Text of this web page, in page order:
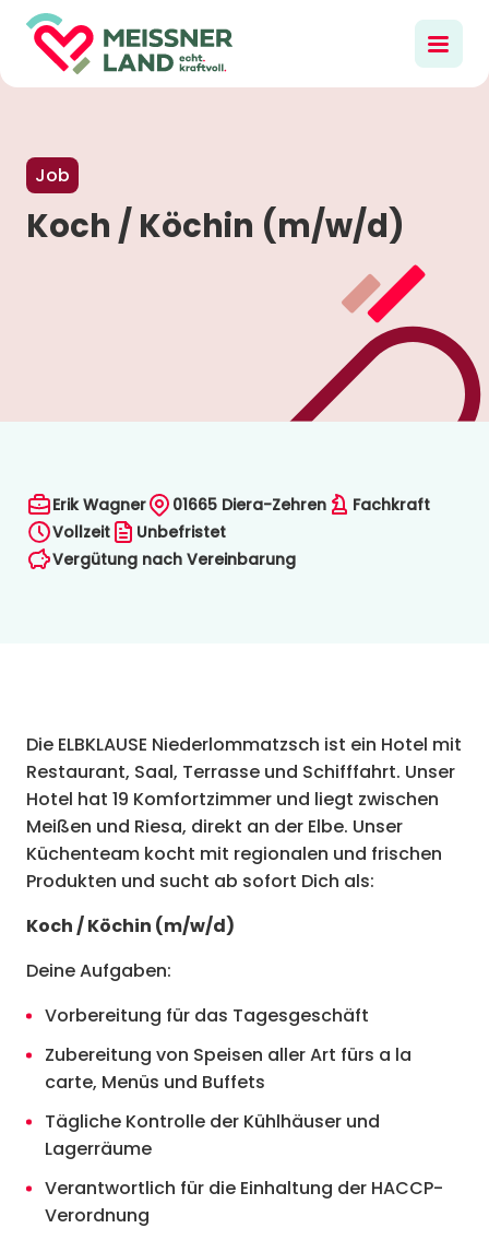
Job
Koch / Köchin (m/w/d)
Erik Wagner 01665 Diera-Zehren
Fachkraft
Vollzeit
Unbefristet
Vergütung nach Vereinbarung
Die ELBKLAUSE Niederlommatzsch ist ein Hotel mit
Restaurant, Saal, Terrasse und Schifffahrt. Unser
Hotel hat 19 Komfortzimmer und liegt zwischen
Meißen und Riesa, direkt an der Elbe. Unser
Küchenteam kocht mit regionalen und frischen
Produkten und sucht ab sofort Dich als:
Koch / Köchin (m/w/d)
Deine Aufgaben:
Vorbereitung für das Tagesgeschäft
Zubereitung von Speisen aller Art fürs a la
carte, Menüs und Buffets
Tägliche Kontrolle der Kühlhäuser und
Lagerräume
Verantwortlich für die Einhaltung der HACCP-
Verordnung